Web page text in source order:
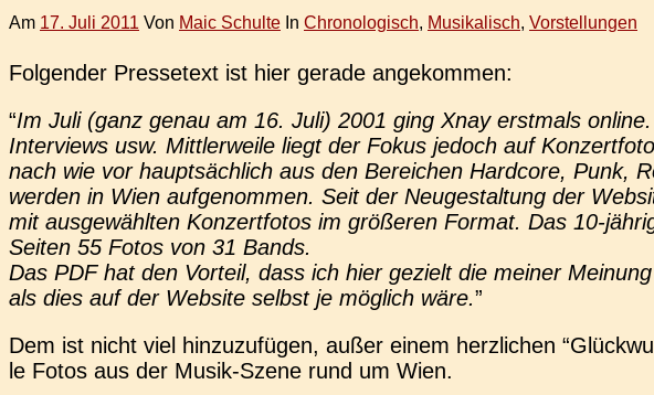
Am 17. Juli 2011 Von Maic Schulte In Chronologisch, Musikalisch, Vorstellungen
Fol­gen­der Pres­se­text ist hier gerade angekommen:
“Im Juli (ganz genau am 16. Juli) 2001 ging Xnay erst­mals
Inter­views usw. Mitt­ler­wei­le liegt der Fokus jedoch auf
nach wie vor haupt­säch­lich aus den Berei­chen Hard­core, Punk,
werden in Wien auf­ge­nom­men. Seit der Neu­ge­stal­tung der
mit aus­ge­wähl­ten Kon­zert­fo­tos im grö­ße­ren Format. Das 10-
Seiten 55 Fotos von 31 Bands.
Das PDF hat den Vor­teil, dass ich hier gezielt die meiner
als dies auf der Web­site selbst je mög­lich wäre.”
Dem ist nicht viel hin­zu­zu­fü­gen, außer einem herz­li­chen
le Fotos aus der Musik-Szene rund um Wien.